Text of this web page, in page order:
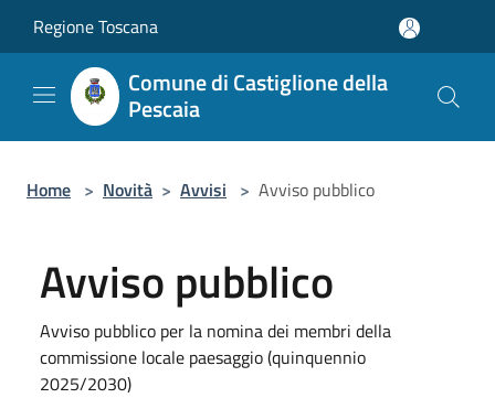
Regione Toscana
Comune di Castiglione della
Pescaia
Home > Novità > Avvisi > Avviso pubblico
Avviso pubblico
Avviso pubblico per la nomina dei membri della
commissione locale paesaggio (quinquennio
2025/2030)